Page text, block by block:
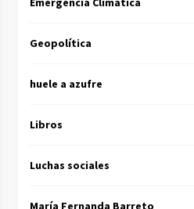
Geopolítica
huele a azufre
Libros
Luchas sociales
María Fernanda Barreto